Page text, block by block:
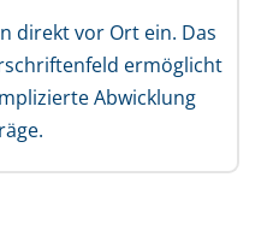
direkt vor Ort ein. Das
ermöglicht
Abwicklung